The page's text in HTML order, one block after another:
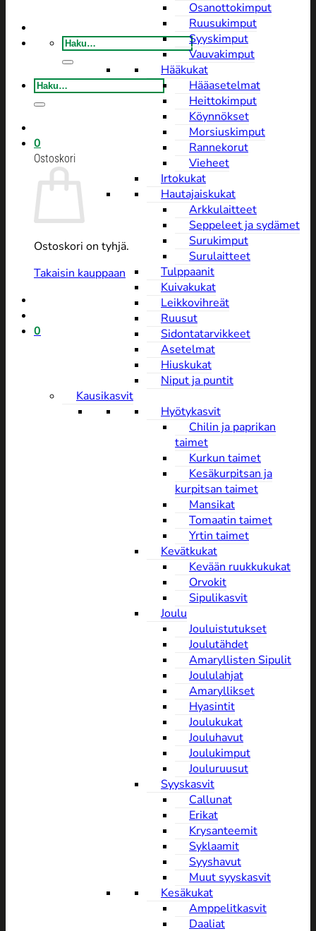
Etsi:
Etsi:
0
Ostoskori
Ostoskori on tyhjä.
Takaisin kauppaan
0
Osanottokimput
Ruusukimput
Syyskimput
Vauvakimput
Hääkukat
Hääasetelmat
Heittokimput
Köynnökset
Morsiuskimput
Rannekorut
Vieheet
Irtokukat
Hautajaiskukat
Arkkulaitteet
Seppeleet ja sydämet
Surukimput
Surulaitteet
Tulppaanit
Kuivakukat
Leikkovihreät
Ruusut
Sidontatarvikkeet
Asetelmat
Hiuskukat
Niput ja puntit
Kausikasvit
Hyötykasvit
Chilin ja paprikan
taimet
Kurkun taimet
Kesäkurpitsan ja
kurpitsan taimet
Mansikat
Tomaatin taimet
Yrtin taimet
Kevätkukat
Kevään ruukkukukat
Orvokit
Sipulikasvit
Joulu
Jouluistutukset
Joulutähdet
Amaryllisten Sipulit
Joululahjat
Amaryllikset
Hyasintit
Joulukukat
Jouluhavut
Joulukimput
Jouluruusut
Syyskasvit
Callunat
Erikat
Krysanteemit
Syklaamit
Syyshavut
Muut syyskasvit
Kesäkukat
Amppelitkasvit
Daaliat